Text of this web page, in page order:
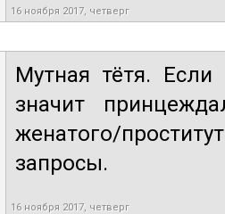
16 ноября 2017, четверг
Мутная тётя.
значит
женатого/
запросы.
16 ноября 2017, четверг